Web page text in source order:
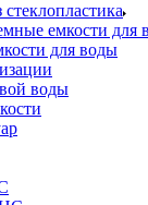
емкости для
для воды
воды